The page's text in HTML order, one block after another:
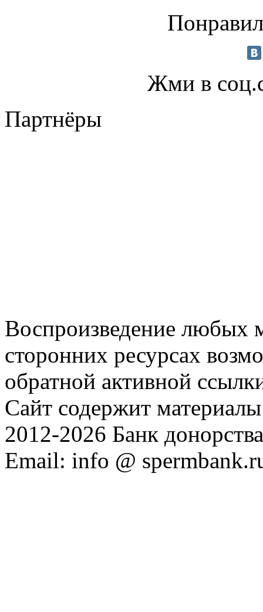
Жми в
Партнёры
Воспроизведение любых
сторонних ресурсах
обратной активной
Сайт содержит
2012-2026 Банк
Email: info @